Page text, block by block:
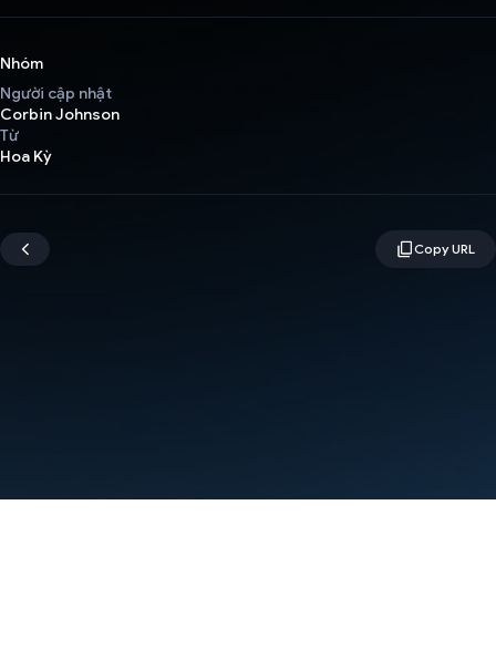
Nhóm
Người cập nhật
Corbin Johnson
Từ
Hoa Kỳ